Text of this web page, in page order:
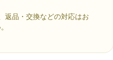
返品・交換などの対応はお